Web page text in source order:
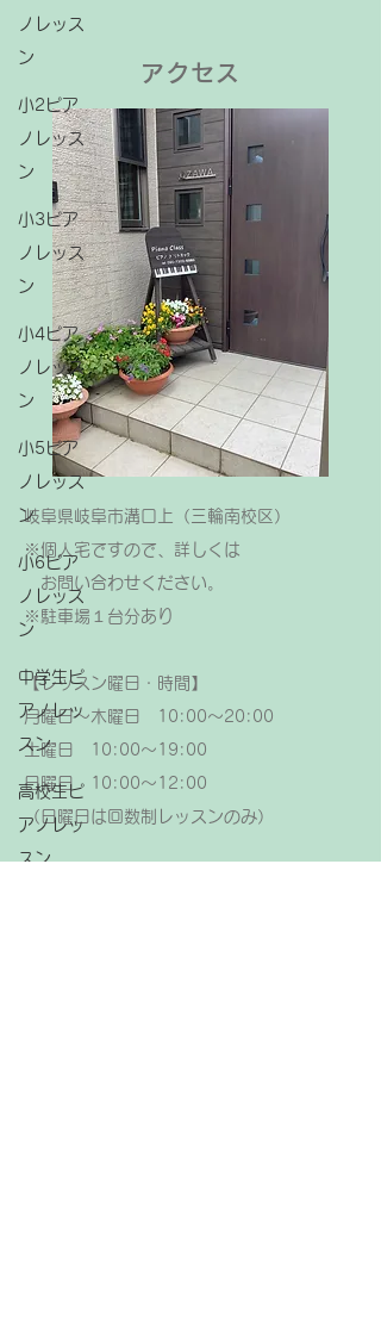
ノレッス
ン
小2ピア
ノレッス
ン
小3ピア
ノレッス
ン
小4ピア
ノレッス
ン
小5ピア
ノレッス
ン
小6ピア
ノレッス
ン
中学生ピ
アノレッ
スン
高校生ピ
アノレッ
スン
アクセス
岐阜県岐阜市溝口上（三輪南校区）
※個人宅ですので、詳しくは
お問い合わせください。
​※駐車場１台分あり
【レッスン曜日・時間】
月曜日～木曜日 10:00～20:00
土曜日 10:00～19:00
日曜日 10:00～12:00
（日曜日は回数制レッスンのみ）